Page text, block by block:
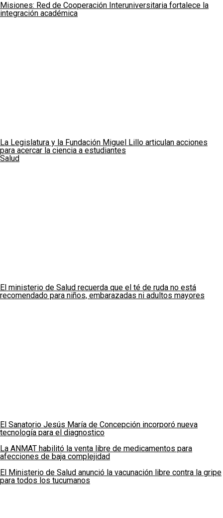
Misiones: Red de Cooperación Interuniversitaria fortalece la
integración académica
La Legislatura y la Fundación Miguel Lillo articulan acciones
para acercar la ciencia a estudiantes
Salud
El ministerio de Salud recuerda que el té de ruda no está
recomendado para niños, embarazadas ni adultos mayores
El Sanatorio Jesús María de Concepción incorporó nueva
tecnología para el diagnostico
La ANMAT habilitó la venta libre de medicamentos para
afecciones de baja complejidad
El Ministerio de Salud anunció la vacunación libre contra la gripe
para todos los tucumanos